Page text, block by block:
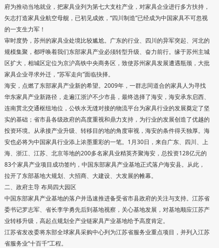
府为推动当地就业，把家具业列为第七大支柱产业，对家具企业进行多方扶持，
矢志打造家具业航空母舰，已初见成效，“四川制造”已经成为中国家具不可忽视
的一支生力军！
审时度势，苏州的家具业处境比较尴尬。广东的行业、四川的异军突起、河北的
规模集聚，都呼唤着我们东部家具产业必须转型升级、奋力前行。缘于苏州主城
区扩大，相城区定位为京沪高铁中央商务区，致使苏州家具发展遭遇瓶颈，大批
家具企业寻求外迁，“苏军走向”面临抉择。
海安，点燃了东部家具产业新的希望。2009年，一群志同道合的家具人为寻找
华东家具产业新路径，走遍江浙沪不少市县，最终选择了海安，海安承东启西、
连南贯北交通枢纽地位，公铁水无缝对接的物流平台为家具行业的发展奠定了坚
实的基础；省市县各级政府的高度重视和鼎力支持，为行业的发展创造了优越的
投资环境。从承接产业升级、转移目的地的角度审视，海安的条件得天独厚。海
安也必将为中国家具行业添上浓墨重彩的一笔。1月30日，来自广东、四川、上
海、浙江、江苏、北京等地的200多名家具业精英齐聚海安，总投资128亿元的
83个家具产业项目成功签约，中国东部家具产业基地正式落户海安县。从此，
拉开了东部基地大规划、大招商、大建设、大发展的帷幕。
二、政府主导 布局四大园区
中国东部家具产业基地的落户并迅速推进备受省市县政府的关注与支持。江苏省
委书记罗志军、省长李学勇先后到基地视察，关心基地发展，对基地顺应江苏产
业转移升级，高起点规划全产业链家具产业基地给予高度肯定。
江苏省发改委将东部全球家具采购中心列为江苏省服务业重点项目，并列入江苏
省服务业“十百千”工程。